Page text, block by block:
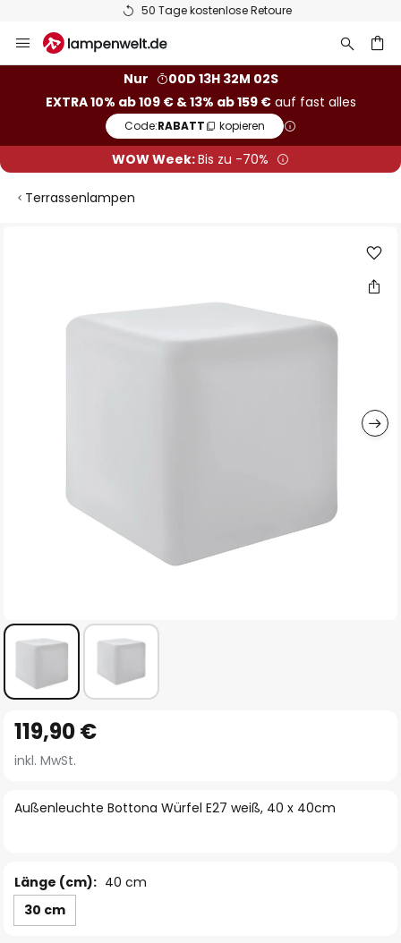
50 Tage kostenlose Retoure
Inhalt
Nur
00D 13H 32M 02S
EXTRA 10% ab 109 € & 13% ab 159 €auf fast alles
Code:RABATT kopieren
WOW Week:Bis zu -70%
Terrassenlampen
Anfang
der
springen
Außenleuchte Bottona Würfel E27 weiß, 40 x 40cm
119,90 €
inkl. MwSt.
Länge (cm): 40 cm
30 cm